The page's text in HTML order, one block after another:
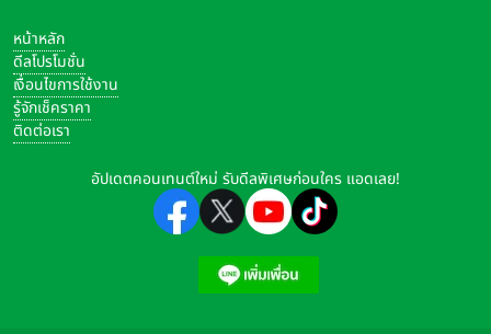
หน้าหลัก
ดีลโปรโมชั่น
เงื่อนไขการใช้งาน
รู้จักเช็คราคา
ติดต่อเรา
อัปเดตคอนเทนต์ใหม่ รับดีลพิเศษก่อนใคร แอดเลย!